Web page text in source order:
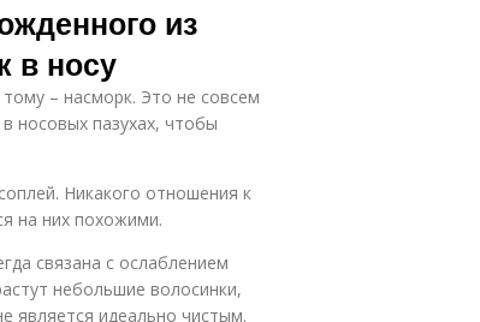
из
в носу
– насморк. Это не совсем
носовых пазухах, чтобы
Никакого отношения к
на них похожими.
связана с ослаблением
небольшие волосинки,
идеально чистым.